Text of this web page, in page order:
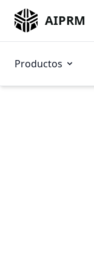
AIPRM
Productos